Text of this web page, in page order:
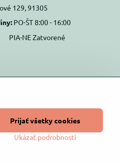
129, 91305
PO-ŠT 8:00 - 16:00
Zatvorené
Ukázať podrobnosti
Prijať všetky cookies